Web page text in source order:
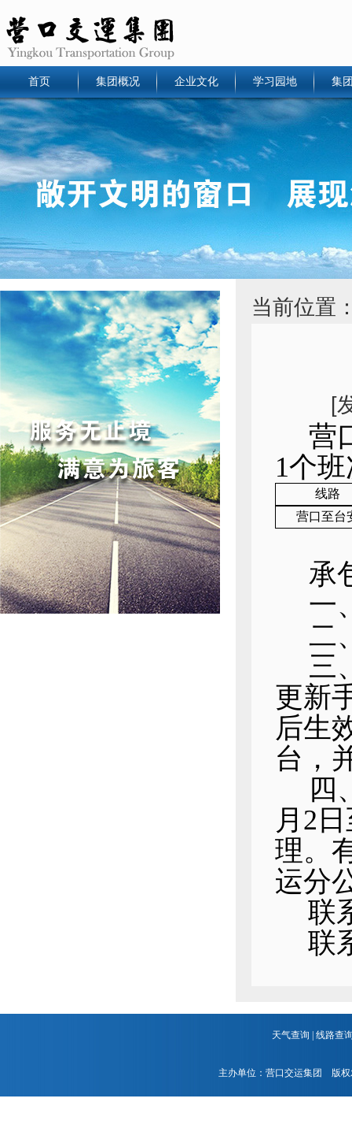
首页 集团概况 企业文化 学习园地 集
当前位置
[
营
1个
线路
营口至台
承
一
二
三
更新
后生
台，
四
月2
理。
运分
联
联
天气查询 线路查
主办单位：营口交运集团 版权